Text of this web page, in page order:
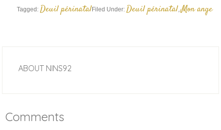
Filed Under: Deuil périnatal,Mon ange
Tagged: Deuil périnatal
ABOUT NINS92
Comments